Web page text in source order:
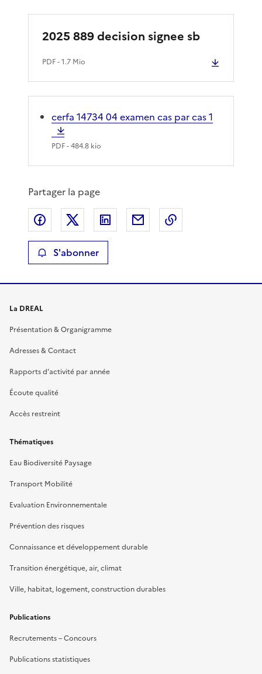
2025 889 decision signee sb
PDF- 1.7 Mio
cerfa 14734 04 examen cas par cas 1
PDF- 484.8 kio
Partager la page
Partager sur Facebook
Partager sur XPartager sur LinkedIn
Partager par email
S'abonner
La DREAL
Présentation & Organigramme
Adresses & Contact
Rapports d’activité par année
Écoute qualité
Accès restreint
Thématiques
Eau Biodiversité Paysage
Transport Mobilité
Evaluation Environnementale
Prévention des risques
Connaissance et développement durable
Transition énergétique, air, climat
Ville, habitat, logement, construction durables
Publications
Recrutements – Concours
Publications statistiques